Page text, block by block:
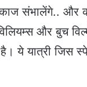
संभालेंगे..
और बुच
ये यात्री जिस